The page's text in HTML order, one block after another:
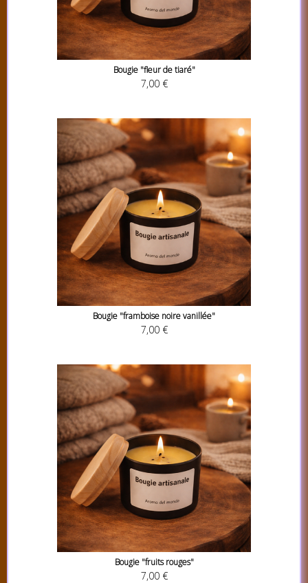
Bougie "fleur de tiaré"
7,00 €
Bougie "framboise noire vanillée"
7,00 €
Bougie "fruits rouges"
7,00 €